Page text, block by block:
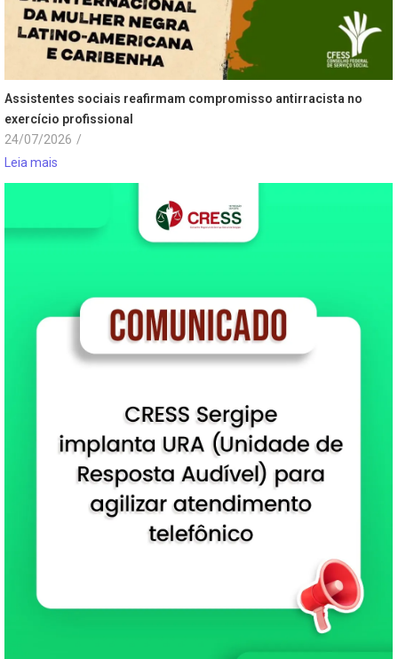
Assistentes sociais reafirmam compromisso antirracista no
exercício profissional
24/07/2026 /
Leia mais